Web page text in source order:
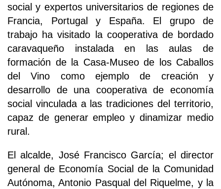
social y expertos universitarios de regiones de
Francia, Portugal y España. El grupo de
trabajo ha visitado la cooperativa de bordado
caravaqueño instalada en las aulas de
formación de la Casa-Museo de los Caballos
del Vino como ejemplo de creación y
desarrollo de una cooperativa de economía
social vinculada a las tradiciones del territorio,
capaz de generar empleo y dinamizar medio
rural.
El alcalde, José Francisco García; el director
general de Economía Social de la Comunidad
Autónoma, Antonio Pasqual del Riquelme, y la